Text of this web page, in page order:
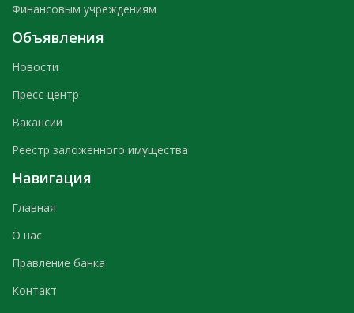
Финансовым учреждениям
Объявления
Новости
Пресс-центр
Вакансии
Реестр заложенного имущества
Навигация
Главная
О нас
Правление банка
Контакт